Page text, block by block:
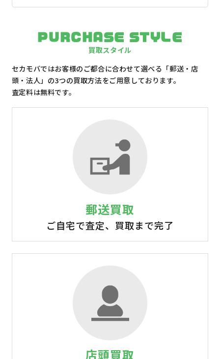
PURCHASE STYLE
買取スタイル
セカモバではお客様のご都合に合わせて選べる「郵送・店
頭・法人」の3つの買取方法をご用意しております。
査定料は無料です。
郵送買取
ご自宅で査定、買取まで完了
店頭買取